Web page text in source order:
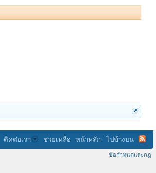
ติดต่อเรา ช่วยเหลือ หน้าหลัก ไปข้างบน
ข้อกำหนดและกฎ